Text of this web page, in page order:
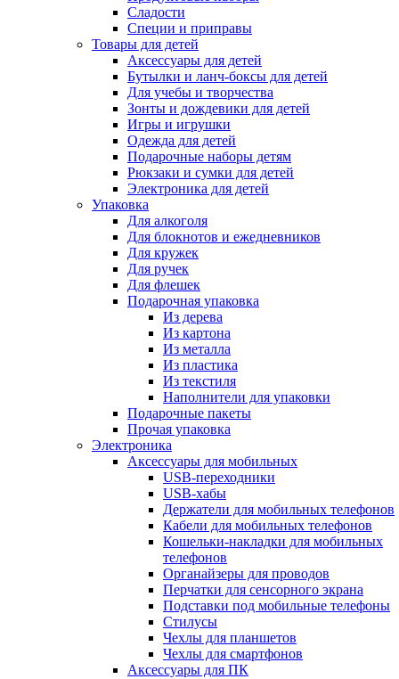
Сладости
Специи и приправы
Товары для детей
Аксессуары для детей
Бутылки и ланч-боксы для детей
Для учебы и творчества
Зонты и дождевики для детей
Игры и игрушки
Одежда для детей
Подарочные наборы детям
Рюкзаки и сумки для детей
Электроника для детей
Упаковка
Для алкоголя
Для блокнотов и ежедневников
Для кружек
Для ручек
Для флешек
Подарочная упаковка
Из дерева
Из картона
Из металла
Из пластика
Из текстиля
Наполнители для упаковки
Подарочные пакеты
Прочая упаковка
Электроника
Аксессуары для мобильных
USB-переходники
USB-хабы
Держатели для мобильных телефонов
Кабели для мобильных телефонов
Кошельки-накладки для мобильных
телефонов
Органайзеры для проводов
Перчатки для сенсорного экрана
Подставки под мобильные телефоны
Стилусы
Чехлы для планшетов
Чехлы для смартфонов
Аксессуары для ПК